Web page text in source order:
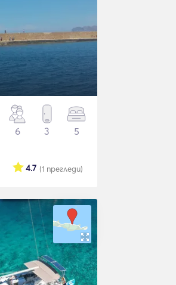
6 3 5
(1 прегледи)
4.7